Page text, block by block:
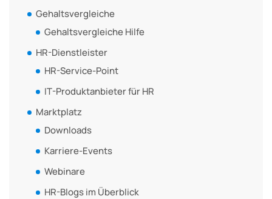
Gehaltsvergleiche
Gehaltsvergleiche Hilfe
HR-Dienstleister
HR-Service-Point
IT-Produktanbieter für HR
Marktplatz
Downloads
Karriere-Events
Webinare
HR-Blogs im Überblick